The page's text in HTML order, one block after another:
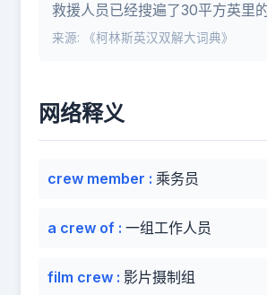
救援人员已经搜遍了30平方英里的
来源: 《柯林斯英汉双解大词典》
网络释义
crew member : 乘务员
a crew of : 一组工作人员
film crew : 影片摄制组